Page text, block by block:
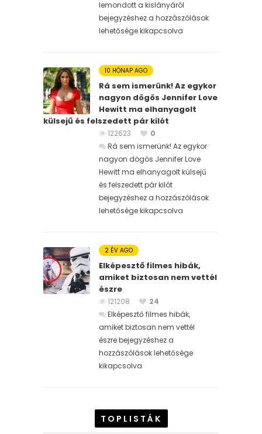
lemondott a kislányáról
bejegyzéshez a hozzászólások
lehetősége kikapcsolva
10 HÓNAP AGO
Rá sem ismerünk! Az egykor
nagyon dögös Jennifer Love
Hewitt ma elhanyagolt
külsejű és felszedett pár kilót
122623
0
Rá sem ismerünk! Az egykor
nagyon dögös Jennifer Love
Hewitt ma elhanyagolt külsejű
és felszedett pár kilót
bejegyzéshez a hozzászólások
lehetősége kikapcsolva
2 ÉV AGO
Elképesztő filmes hibák,
amiket biztosan nem vettél
észre
121208
24
Elképesztő filmes hibák,
amiket biztosan nem vettél
észre bejegyzéshez a
hozzászólások lehetősége
kikapcsolva
TOPLISTÁK